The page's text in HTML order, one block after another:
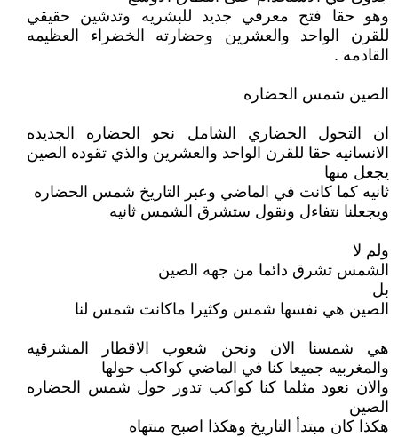
وهو حقا فتح معرفي جديد للبشريه وتدشين حقيقي
للقرن الواحد والعشرين وحضارته الخضراء العظيمه
القادمه .
الصين شمس الحضاره
ان التحول الحضاري الشامل نحو الحضاره الجديده
الانسانيه حقا للقرن الواحد والعشرين والذي تقوده الصين
يجعل منها
ثانيه كما كانت في الماضي وعبر التاريخ شمس الحضاره
ويجعلنا نتفاءل ونقول ستشرق الشمس ثانيه
ولم لا
الشمس تشرق دائما من جهه الصين
بل
الصين هي نفسها شمس وكثيرا ماكانت شمس لنا
هي شمسنا الان ونحن شعوب الاقطار المشرقيه
والمغربيه جميعا كنا في الماضي كواكب حولها
والان نعود مثلما كنا كواكب تدور حول شمس الحضاره
الصين
هكذا كان مبتدأ التاريخ وهكذا اصبح منتهاه